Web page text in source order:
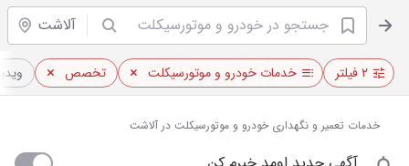
آلاشت
۲ فیلتر خدمات خودرو و موتورسیکلت تخصص
خدمات تعمیر و نگهداری خودرو و موتورسیکلت در آلاشت